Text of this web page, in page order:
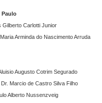
Paulo
Gilberto Carlotti Junior
Arminda do Nascimento Arruda
Augusto Cotrim Segurado
Marcio de Castro Silva Filho
Alberto Nussenzveig